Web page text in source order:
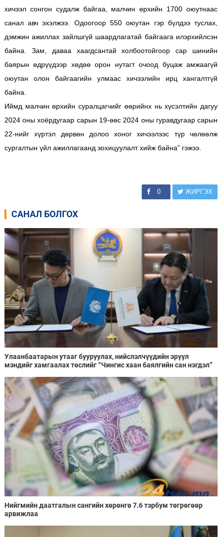
хичээл сонгон судалж байгаа, малчин өрхийн 1700 оюутнаас
санал авч эхэлжээ. Одоогоор 550 оюутан гэр бүлдээ туслах,
дэмжин ажиллах зайлшгүй шаардлагатай байгаага илэрхийлсэн
байна. Зам, даваа хаагдсантай холбоотойгоор сар шинийн
баярын өдрүүдээр хөдөө орон нутагт очоод буцаж амжаагүй
оюутан олон байгаагийн улмаас хичээлийн ирц хангалтгүй
байна.
Иймд малчин өрхийн суралцагчийг өөрийнх нь хүсэлтийн дагуу
2024 оны хоёрдугаар сарын 19-өөс 2024 оны гуравдугаар сарын
22-нийг хүртэл дөрвөн долоо хоног хичээлээс түр чөлөөлж
сургалтын үйл ажиллагаанд зохицуулалт хийж байна” гэжээ.
0 ЖИРГЭХ
САНАЛ БОЛГОХ
Улаанбаатарын утааг бууруулах, нийслэлчүүдийн эрүүл
мэндийг хамгаалах төслийг “Чингис хаан баялгийн сан нэгдэл”
Нийгмийн даатгалын сангийн хөрөнгө 7.6 тэрбум төгрөгөөр
арвижлаа